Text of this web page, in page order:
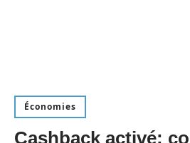
Économies
Cashback activé: